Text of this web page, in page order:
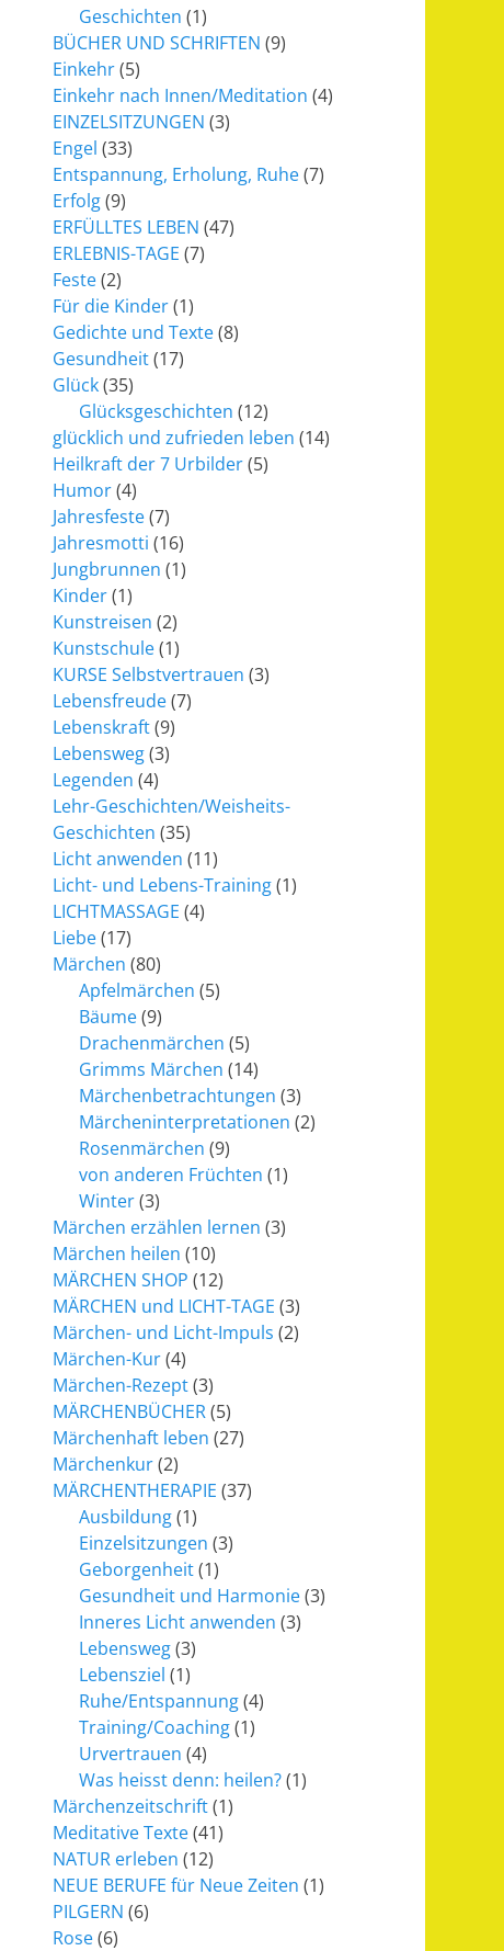
Geschichten (1)
BÜCHER UND SCHRIFTEN (9)
Einkehr(5)
Einkehr nach Innen/Meditation (4)
EINZELSITZUNGEN (3)
Engel (33)
Entspannung, Erholung, Ruhe(7)
Erfolg(9)
ERFÜLLTES LEBEN (47)
ERLEBNIS-TAGE (7)
Feste(2)
Für die Kinder(1)
Gedichte und Texte(8)
Gesundheit(17)
Glück(35)
Glücksgeschichten (12)
glücklich und zufrieden leben (14)
Heilkraft der 7 Urbilder(5)
Humor(4)
Jahresfeste(7)
Jahresmotti (16)
Jungbrunnen (1)
Kinder(1)
Kunstreisen (2)
Kunstschule(1)
KURSE Selbstvertrauen (3)
Lebensfreude(7)
Lebenskraft(9)
Lebensweg(3)
Legenden (4)
Lehr-Geschichten/Weisheits-
Geschichten (35)
Licht anwenden (11)
Licht- und Lebens-Training(1)
LICHTMASSAGE (4)
Liebe(17)
Märchen (80)
Apfelmärchen (5)
Bäume(9)
Drachenmärchen (5)
Grimms Märchen (14)
Märchenbetrachtungen (3)
Märcheninterpretationen (2)
Rosenmärchen (9)
von anderen Früchten (1)
Winter(3)
Märchen erzählen lernen (3)
Märchen heilen (10)
MÄRCHEN SHOP (12)
MÄRCHEN und LICHT-TAGE (3)
Märchen- und Licht-Impuls (2)
Märchen-Kur(4)
Märchen-Rezept(3)
MÄRCHENBÜCHER(5)
Märchenhaft leben (27)
Märchenkur(2)
MÄRCHENTHERAPIE (37)
Ausbildung(1)
Einzelsitzungen (3)
Geborgenheit(1)
Gesundheit und Harmonie(3)
Inneres Licht anwenden (3)
Lebensweg(3)
Lebensziel (1)
Ruhe/Entspannung(4)
Training/Coaching(1)
Urvertrauen (4)
Was heisst denn: heilen?(1)
Märchenzeitschrift(1)
Meditative Texte(41)
NATUR erleben (12)
NEUE BERUFE für Neue Zeiten (1)
PILGERN (6)
Rose(6)